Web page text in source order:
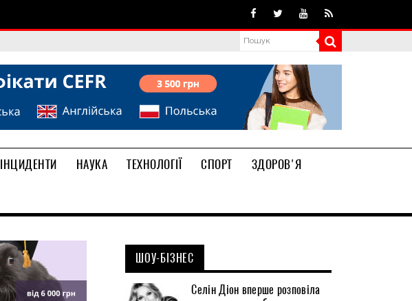
ІНЦИДЕНТИ НАУКА ТЕХНОЛОГІЇ СПОРТ
ЗДОРОВ'Я
ШОУ-БІЗНЕС
Селін Діон вперше розповіла